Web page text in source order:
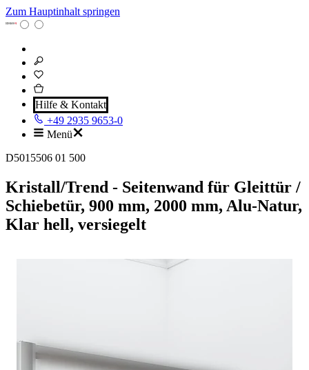
Zum Hauptinhalt springen
Hilfe & Kontakt
+49 2935 9653-0
Menü
D5015506 01 500
Kristall/Trend - Seitenwand für Gleittür /
Schiebetür, 900 mm, 2000 mm, Alu-Natur,
Klar hell, versiegelt